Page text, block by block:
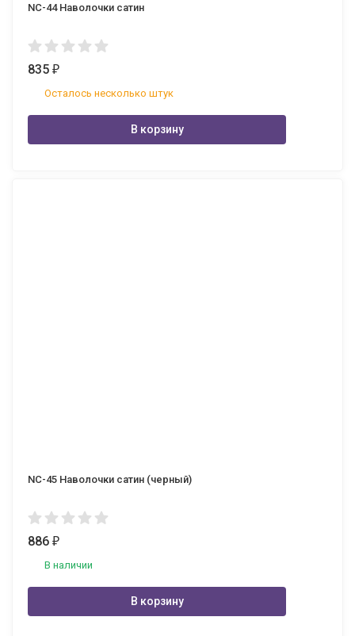
NC-44 Наволочки сатин
835₽
Осталось несколько штук
В корзину
NC-45 Наволочки сатин (черный)
886₽
В наличии
В корзину